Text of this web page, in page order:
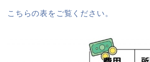
こちらの表をご覧ください。